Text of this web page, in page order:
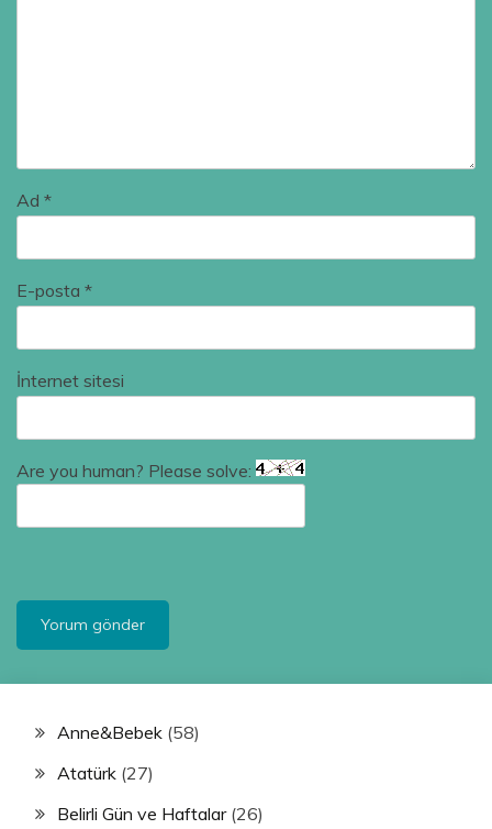
Ad *
E-posta *
İnternet sitesi
Are you human? Please solve:
Anne&Bebek (58)
Atatürk (27)
Belirli Gün ve Haftalar(26)